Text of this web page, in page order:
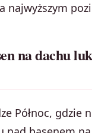
najwyższym
na dachu
Północ, gdzie